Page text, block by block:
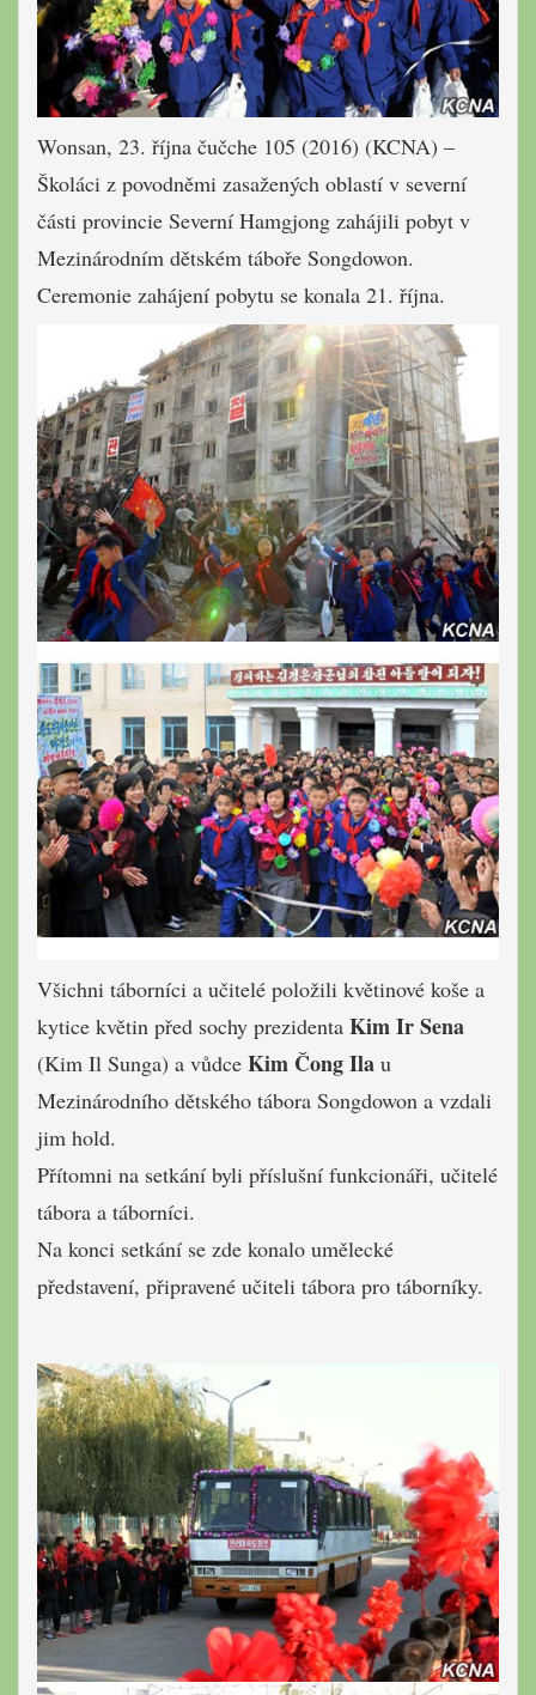
Wonsan, 23. října čučche 105 (2016) (KCNA) –
Školáci z povodněmi zasažených oblastí v severní
části provincie Severní Hamgjong zahájili pobyt v
Mezinárodním dětském táboře Songdowon.
Ceremonie zahájení pobytu se konala 21. října.
Všichni táborníci a učitelé položili květinové koše a
kytice květin před sochy prezidenta Kim Ir Sena
(Kim Il Sunga) a vůdce Kim Čong Ila u
Mezinárodního dětského tábora Songdowon a vzdali
jim hold.
Přítomni na setkání byli příslušní funkcionáři, učitelé
tábora a táborníci.
Na konci setkání se zde konalo umělecké
představení, připravené učiteli tábora pro táborníky.